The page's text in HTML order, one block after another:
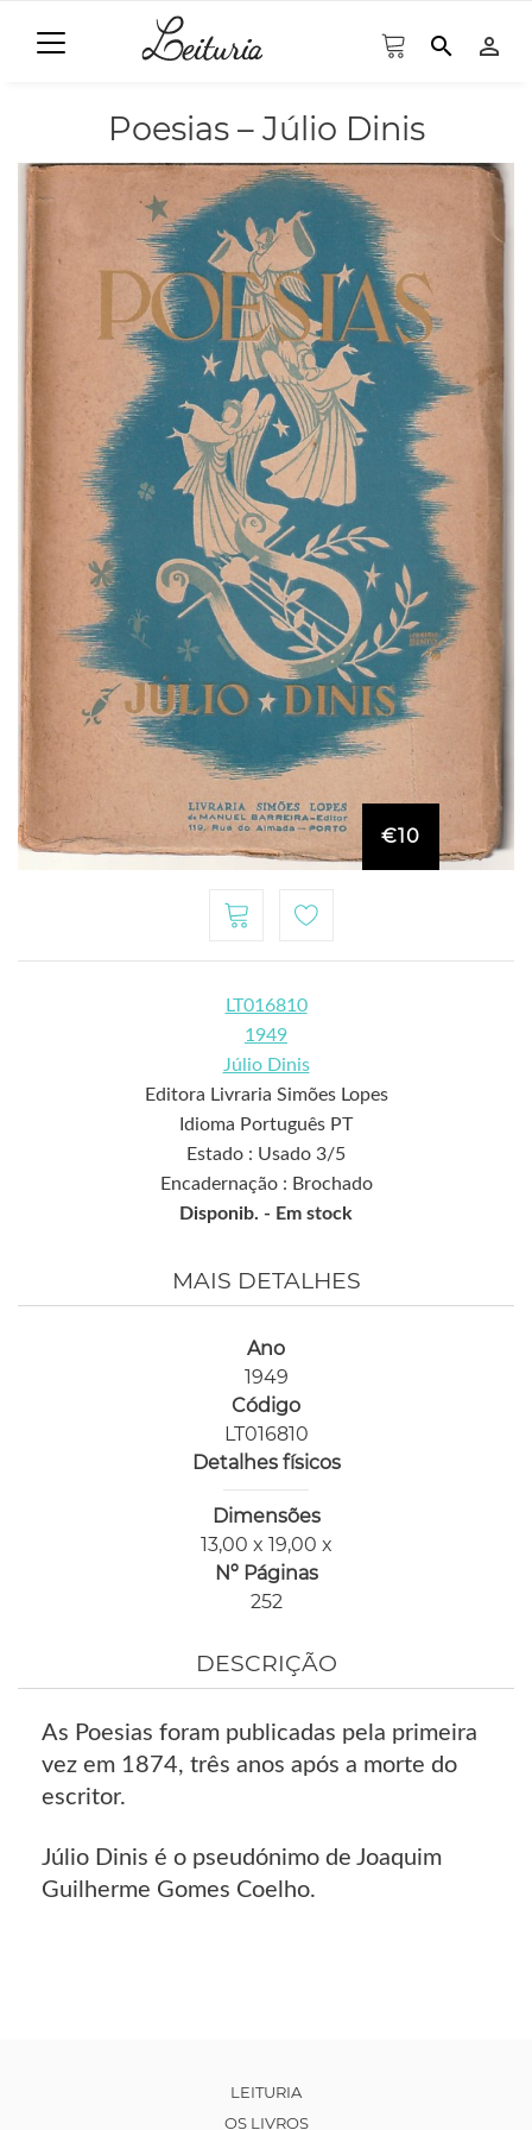
search person_outline
Poesias – Júlio Dinis
€10
LT016810
1949
Júlio Dinis
Editora Livraria Simões Lopes
Idioma Português PT
Estado : Usado 3/5
Encadernação : Brochado
Disponib. - Em stock
MAIS DETALHES
Ano
1949
Código
LT016810
Detalhes físicos
Dimensões
13,00 x 19,00 x
Nº Páginas
252
DESCRIÇÃO
As Poesias foram publicadas pela primeira
vez em 1874, três anos após a morte do
escritor.
Júlio Dinis é o pseudónimo de Joaquim
Guilherme Gomes Coelho.
LEITURIA
OS LIVROS